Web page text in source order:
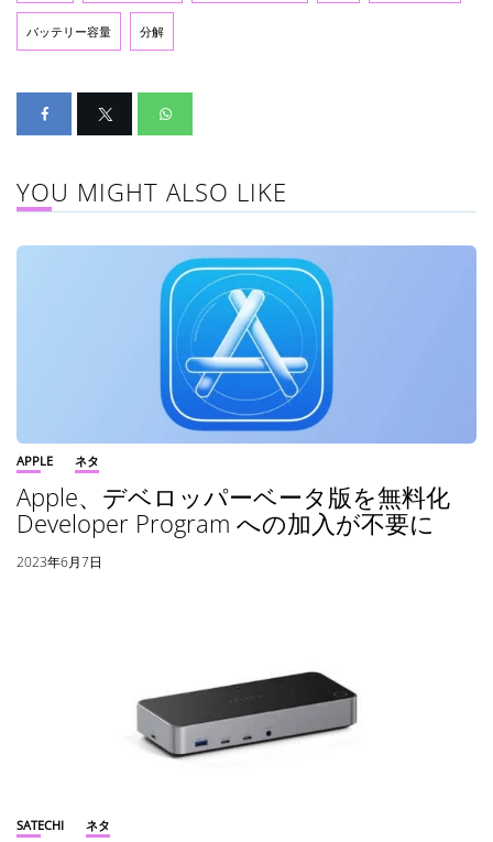
バッテリー容量 分解
YOU MIGHT ALSO LIKE
APPLE ネタ
Apple、デベロッパーベータ版を無料化
Developer Program への加入が不要に
2023年6月7日
SATECHI ネタ